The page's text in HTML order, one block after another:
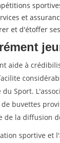
et
et d'étoffer
aide à
Sport.
buvettes
de la
sportive et